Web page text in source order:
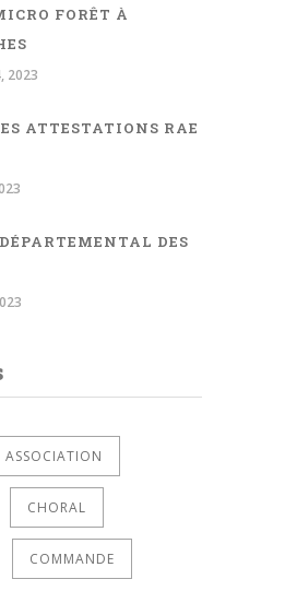
FORÊT À
2023
ATTESTATIONS RAE
DES
ASSOCIATION
CHORAL
COMMANDE